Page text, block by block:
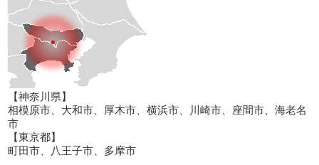
【神奈川県】
相模原市、大和市、厚木市、横浜市、川崎市、座間市、海老名
市
【東京都】
町田市、八王子市、多摩市